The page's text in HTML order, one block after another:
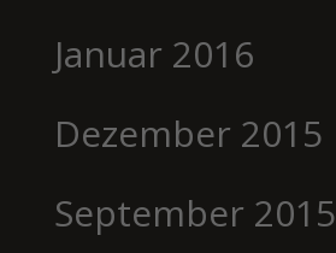
Januar 2016
Dezember 2015
September 2015